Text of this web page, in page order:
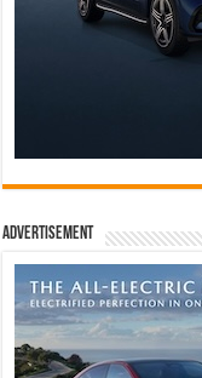
Advertisement